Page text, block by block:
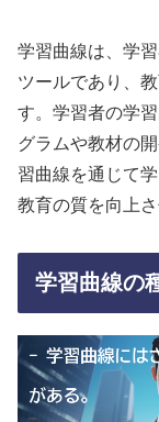
学習曲線は、学
ツールであり、
す。学習者の学
グラムや教材の
習曲線を通じて
教育の質を向上
学習曲線の